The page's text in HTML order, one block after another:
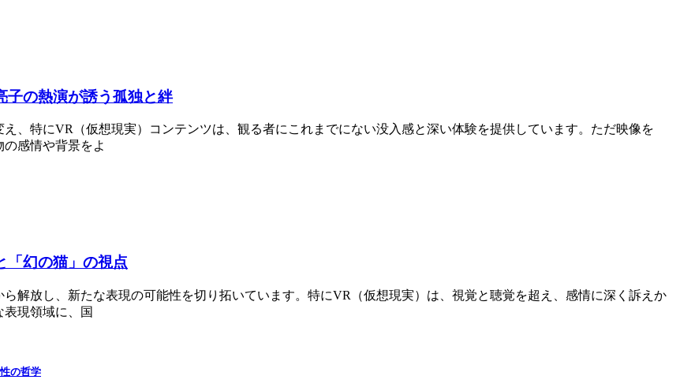
子の熱演が誘う孤独と絆
、特にVR（仮想現実）コンテンツは、観る者にこれまでにない没入感と深い体験を提供しています。ただ映像を
感情や背景をよ
「幻の猫」の視点
解放し、新たな表現の可能性を切り拓いています。特にVR（仮想現実）は、視覚と聴覚を超え、感情に深く訴えか
現領域に、国
の哲学